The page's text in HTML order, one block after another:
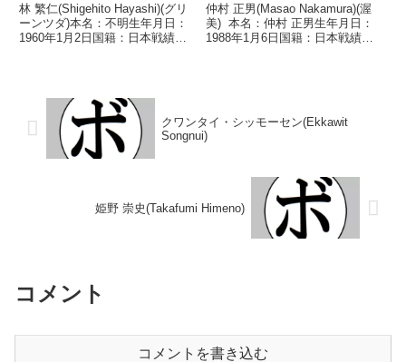
林 繁仁(Shigehito Hayashi)(グリ
ーンツダ)本名：不明生年月日：
1960年1月2日国籍：日本戦績：8
拳)1984/03...
仲村 正男(Masao Nakamura)(渥
美) 本名：仲村 正男生年月日：
1988年1月6日国籍：日本戦績：
クワンタイ・シッモーセン(Ekkawit
Songnui)
姫野 崇史(Takafumi Himeno)
コメント
コメントを書き込む